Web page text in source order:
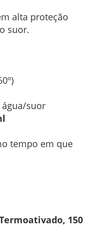
alta proteção
suor.
água/suor
tempo em que
150